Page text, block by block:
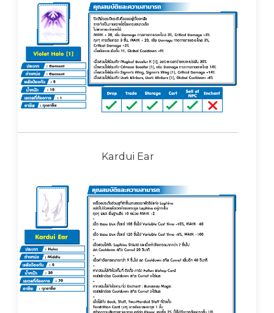
Kardui Ear